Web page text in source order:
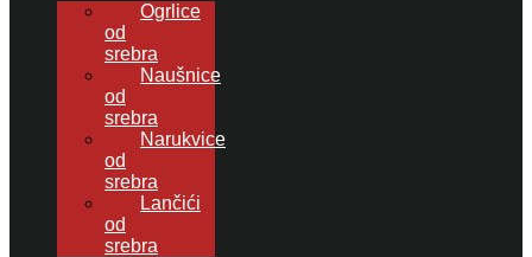
Ogrlice
od
srebra
Naušnice
od
srebra
Narukvice
od
srebra
Lančići
od
srebra